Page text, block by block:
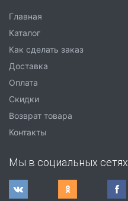
Главная
Каталог
Как сделать заказ
Доставка
Оплата
Скидки
Возврат товара
Контакты
Мы в социальных сетях